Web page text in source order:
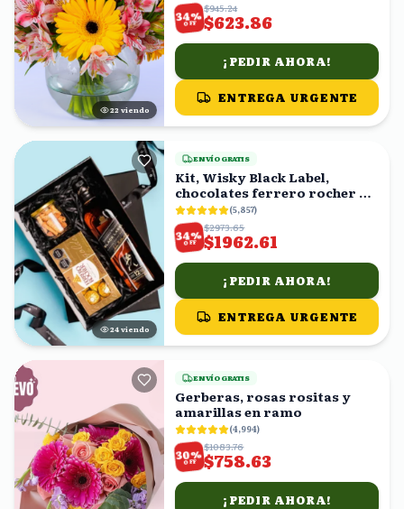
21 viendo
34%
OFF
$945.24
$623.86
¡PEDIR AHORA!
ENTREGA URGENTE
25 viendo
ENVÍO GRATIS
Kit, Wisky Black Label,
chocolates ferrero rocher y
cacahuates en caja
(5,857)
34%
OFF
$2973.65
$1962.61
¡PEDIR AHORA!
ENTREGA URGENTE
ENVÍO GRATIS
Gerberas, rosas rositas y
amarillas en ramo
(4,994)
30%
OFF
$1083.76
$758.63
¡PEDIR AHORA!